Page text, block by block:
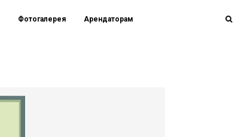
Фотогалерея Арендаторам